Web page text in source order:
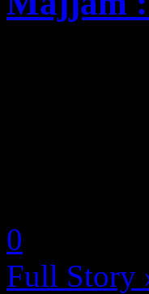
0
Full Story